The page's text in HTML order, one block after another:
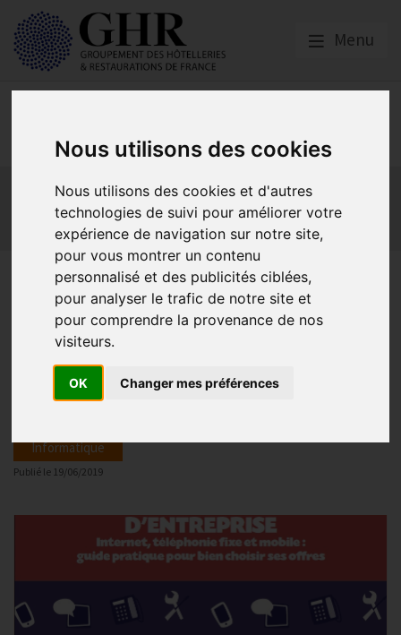
Nous utilisons des cookies
Nous utilisons des cookies et d'autres
technologies de suivi pour améliorer votre
expérience de navigation sur notre site,
pour vous montrer un contenu
personnalisé et des publicités ciblées,
pour analyser le trafic de notre site et
pour comprendre la provenance de nos
visiteurs.
OK Changer mes préférences
Menu
Actualités
Plateformes en ligne
Economie collaborative
Innovation et digitalisation
Mon Parc Num
Informatique Europe
Publication d’un guide
pratique pour les TPE et PME :
choisir ses offres internet,
téléphonie fixe et mobile
Informatique
Publié le 19/06/2019